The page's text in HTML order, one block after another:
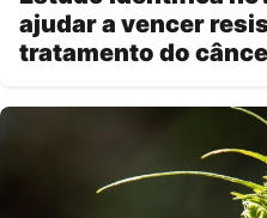
ajudar a vencer
tratamento do